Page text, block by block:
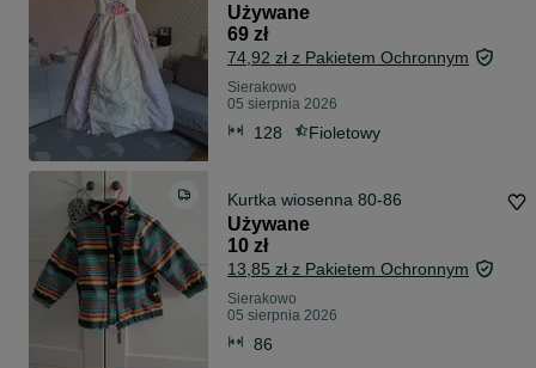
Używane
69 zł
74,92 zł z Pakietem Ochronnym
Sierakowo
05 sierpnia 2026
128 Fioletowy
Kurtka wiosenna 80-86
Używane
10 zł
13,85 zł z Pakietem Ochronnym
Sierakowo
05 sierpnia 2026
86